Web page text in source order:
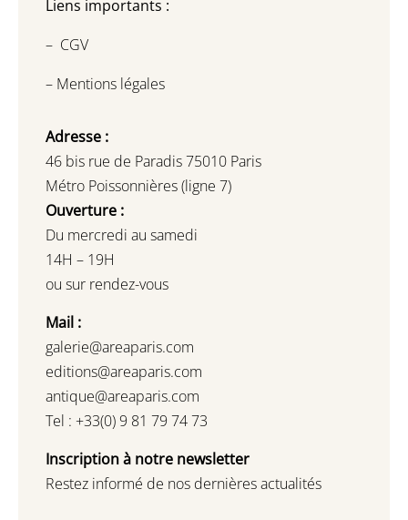
Liens importants :
– CGV
– Mentions légales
Adresse :
46 bis rue de Paradis 75010 Paris
Métro Poissonnières (ligne 7)
Ouverture :
Du mercredi au samedi
14H – 19H
ou sur rendez-vous
Mail :
galerie@areaparis.com
editions@areaparis.com
antique@areaparis.com
Tel : +33(0) 9 81 79 74 73
Inscription à notre newsletter
Restez informé de nos dernières actualités